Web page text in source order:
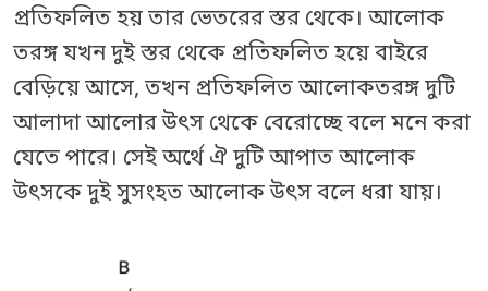
প্রতিফলিত হয় তার ভেতরের স্তর থেকে। আলোক
তরঙ্গ যখন দুই স্তর থেকে প্রতিফলিত হয়ে বাইরে
বেড়িয়ে আসে, তখন প্রতিফলিত আলোকতরঙ্গ দুটি
আলাদা আলোর উৎস থেকে বেরোচ্ছে বলে মনে করা
যেতে পারে। সেই অর্থে ঐ দুটি আপাত আলোক
উৎসকে দুই সুসংহত আলোক উৎস বলে ধরা যায়।